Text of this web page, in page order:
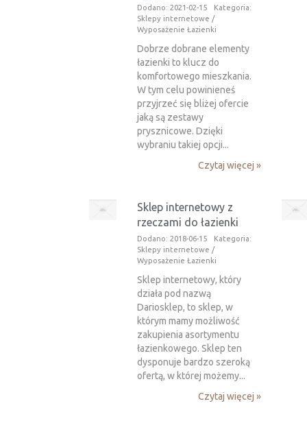
Dodano: 2021-02-15
Kategoria:
Sklepy internetowe /
Wyposażenie Łazienki
Dobrze dobrane elementy
łazienki to klucz do
komfortowego mieszkania.
W tym celu powinieneś
przyjrzeć się bliżej ofercie
jaką są zestawy
prysznicowe. Dzięki
wybraniu takiej opcji...
Czytaj więcej »
Sklep internetowy z
rzeczami do łazienki
Dodano: 2018-06-15
Kategoria:
Sklepy internetowe /
Wyposażenie Łazienki
Sklep internetowy, który
działa pod nazwą
Dariosklep, to sklep, w
którym mamy możliwość
zakupienia asortymentu
łazienkowego. Sklep ten
dysponuje bardzo szeroką
ofertą, w której możemy...
Czytaj więcej »